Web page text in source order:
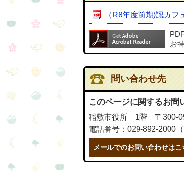
（R8年度前期)認カフ
お
問い合わせ先
このページに関するお問
稲敷市役所 1階 〒300-
電話番号：029-892-2000（
メールでのお問い合わせはこ